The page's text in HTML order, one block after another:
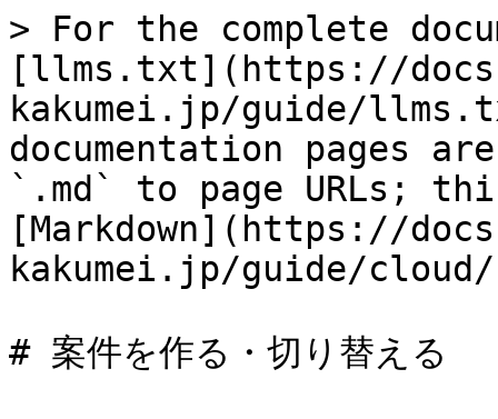
> For the complete
[llms.txt](https://
kakumei.jp/guide/
documentation pages
`.md` to page URLs;
[Markdown](https://
kakumei.jp/guide/
# 案件を作る・切り替える